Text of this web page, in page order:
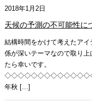
2018年1月2日
天候の予測の不可能性
結構時間をかけて考えたア
係が深いテーマなので取り
たら幸いです。
年秋 […]